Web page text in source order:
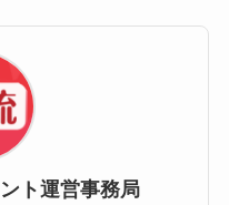
ト運営事務局